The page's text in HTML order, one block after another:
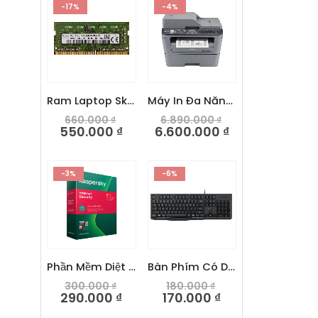
-17%
Ram Laptop Skhynix 8GB DDR4 2666V
660.000₫
550.000 ₫
-4%
Máy In Đa Năng Trắng Đen Brother MFC-L2701DW
6.890.000₫
6.600.000 ₫
-3%
Phần Mềm Diệt Virus Kaspersky Internet Security
300.000₫
290.000 ₫
-6%
Bàn Phím Có Dây Dareu LK185
180.000₫
170.000 ₫